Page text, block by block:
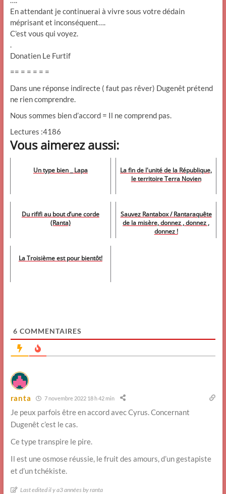
En attendant je continuerai à vivre sous votre dédain
méprisant et inconséquent….
C’est vous qui voyez.
.
Donatien Le Furtif
== = = = = =
Dans une réponse indirecte ( faut pas rêver) Dugenêt prétend
ne rien comprendre.
Nous sommes bien d’accord = Il ne comprend pas.
Lectures :4186
Vous aimerez aussi:
Un type bien _ Lapa
La fin de l'unité de la République,
le territoire Terra Novien
Du rififi au bout d’une corde
(Ranta)
Sauvez Rantabox / Rantaraquête
de la misère, donnez , donnez ,
donnez !
La Troisième est pour bientôt!
6 COMMENTAIRES
ranta 7 novembre 2022 18 h 42 min
Je peux parfois être en accord avec Cyrus. Concernant
Dugenêt c’est le cas.
Ce type transpire le pire.
Il est une osmose réussie, le fruit des amours, d’un gestapiste
et d’un tchékiste.
Last edited il y a3 années by ranta